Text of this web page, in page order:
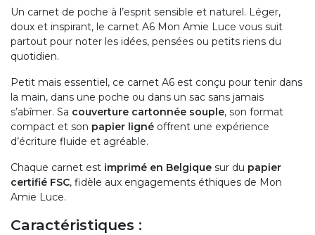
Un carnet de poche à l’esprit sensible et naturel. Léger,
doux et inspirant, le carnet A6 Mon Amie Luce vous suit
partout pour noter les idées, pensées ou petits riens du
quotidien.
Petit mais essentiel, ce carnet A6 est conçu pour tenir dans
la main, dans une poche ou dans un sac sans jamais
s’abîmer. Sa couverture cartonnée souple, son format
compact et son papier ligné offrent une expérience
d’écriture fluide et agréable.
Chaque carnet est imprimé en Belgique sur du papier
certifié FSC, fidèle aux engagements éthiques de Mon
Amie Luce.
Caractéristiques :